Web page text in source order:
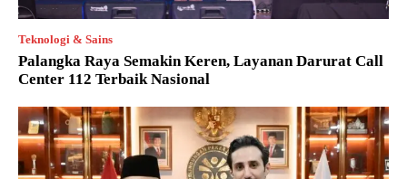
Teknologi & Sains
Palangka Raya Semakin Keren, Layanan Darurat Call
Center 112 Terbaik Nasional